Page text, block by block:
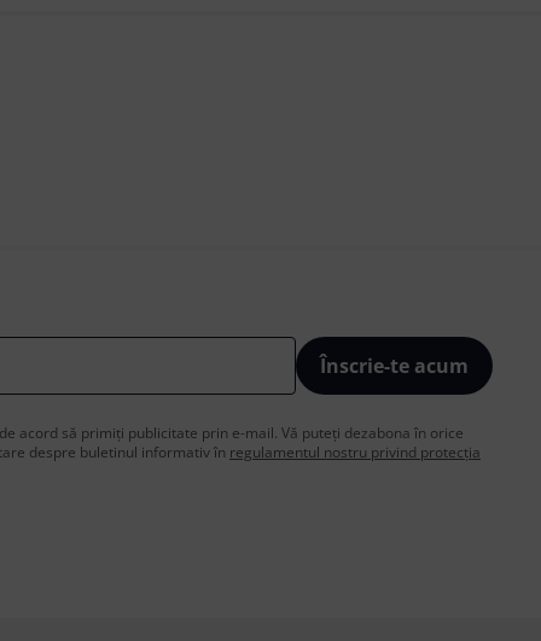
Înscrie-te acum
acord să primiți publicitate prin e-mail. Vă puteți dezabona în orice
despre buletinul informativ în regulamentul nostru privind protecția